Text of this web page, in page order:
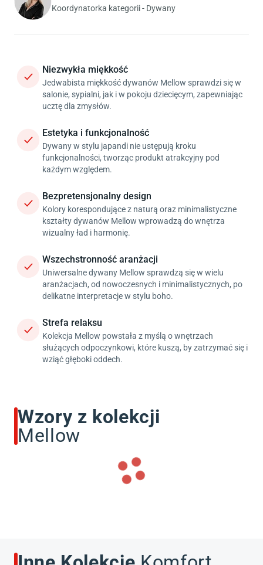
Koordynatorka kategorii - Dywany
Niezwykła miękkość
Jedwabista miękkość dywanów Mellow sprawdzi się w
salonie, sypialni, jak i w pokoju dziecięcym, zapewniając
ucztę dla zmysłów.
Estetyka i funkcjonalność
Dywany w stylu japandi nie ustępują kroku
funkcjonalności, tworząc produkt atrakcyjny pod
każdym względem.
Bezpretensjonalny design
Kolory korespondujące z naturą oraz minimalistyczne
kształty dywanów Mellow wprowadzą do wnętrza
wizualny ład i harmonię.
Wszechstronność aranżacji
Uniwersalne dywany Mellow sprawdzą się w wielu
aranżacjach, od nowoczesnych i minimalistycznych, po
delikatne interpretacje w stylu boho.
Strefa relaksu
Kolekcja Mellow powstała z myślą o wnętrzach
służących odpoczynkowi, które kuszą, by zatrzymać się i
wziąć głęboki oddech.
Wzory z kolekcji
Mellow